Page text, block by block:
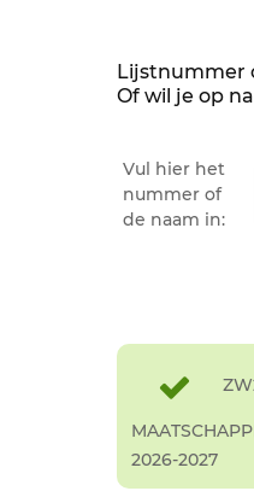
Lijstnummer
Of wil je op
Vul hier het
nummer of
de naam in:
2026-2027